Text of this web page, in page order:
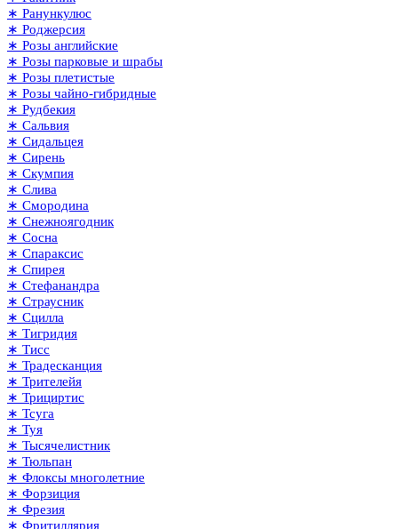
∗ Ранункулюс
∗ Роджерсия
∗ Розы английские
∗ Розы парковые и шрабы
∗ Розы плетистые
∗ Розы чайно-гибридные
∗ Рудбекия
∗ Сальвия
∗ Сидальцея
∗ Сирень
∗ Скумпия
∗ Слива
∗ Смородина
∗ Снежноягодник
∗ Сосна
∗ Спараксис
∗ Спирея
∗ Стефанандра
∗ Страусник
∗ Сцилла
∗ Тигридия
∗ Тисс
∗ Традесканция
∗ Трителейя
∗ Трициртис
∗ Тсуга
∗ Туя
∗ Тысячелистник
∗ Тюльпан
∗ Флоксы многолетние
∗ Форзиция
∗ Фрезия
∗ Фритиллярия